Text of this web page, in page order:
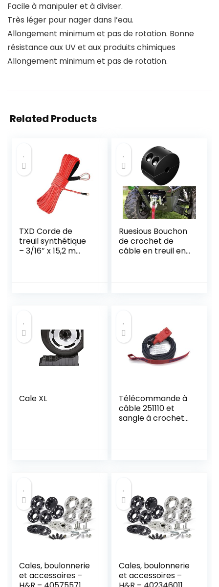
Facile à manipuler et à diviser.
Très léger pour nager dans l’eau.
Allongement minimum et pas de rotation. Bonne
résistance aux UV et aux produits chimiques
Allongement minimum et pas de rotation.
Related Products
TXD Corde de
treuil synthétique
– 3/16″ x 15,2 m
Ruesious Bouchon
de crochet de
câble en treuil en
Cale XL
Télécommande à
câble 251110 et
sangle à crochet
Cales, boulonnerie
et accessoires –
Cales, boulonnerie
et accessoires –